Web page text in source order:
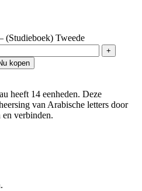
(Studieboek) Tweede
kopen
heeft 14 eenheden. Deze
van Arabische letters door
en verbinden.